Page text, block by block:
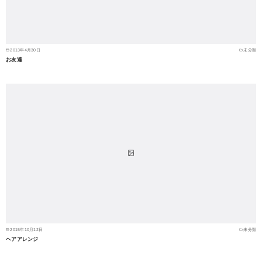
2013年4月30日 未分類
お友達
2015年10月12日 未分類
ヘアアレンジ